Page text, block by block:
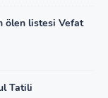
ölen listesi Vefat
Tatili